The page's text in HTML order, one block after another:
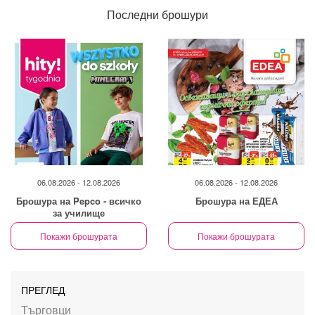
Последни брошури
06.08.2026 - 12.08.2026
Брошура на Pepco - всичко
за училище
Покажи брошурата
06.08.2026 - 12.08.2026
Брошура на ЕДЕА
Покажи брошурата
ПРЕГЛЕД
Търговци